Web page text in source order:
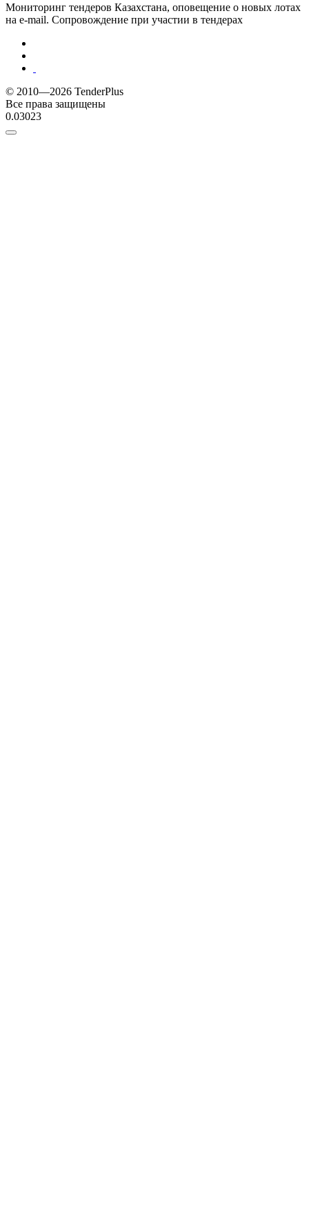
Мониторинг тендеров Казахстана, оповещение о новых лотах
на e-mail. Сопровождение при участии в тендерах
© 2010—2026 TenderPlus
Все права защищены
0.03023